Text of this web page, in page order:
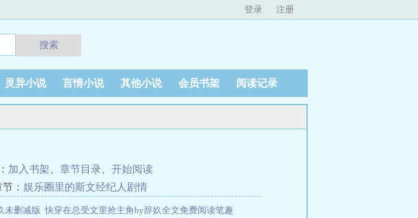
登录 注册
搜索
灵异小说 言情小说 其他小说 会员书架 阅读记录
加入书架 章节目录
开始阅读
： 娱乐圈里的斯文经纪人剧情
未删减版 快穿在总受文里抢主角by辞奺全文免费阅读笔趣